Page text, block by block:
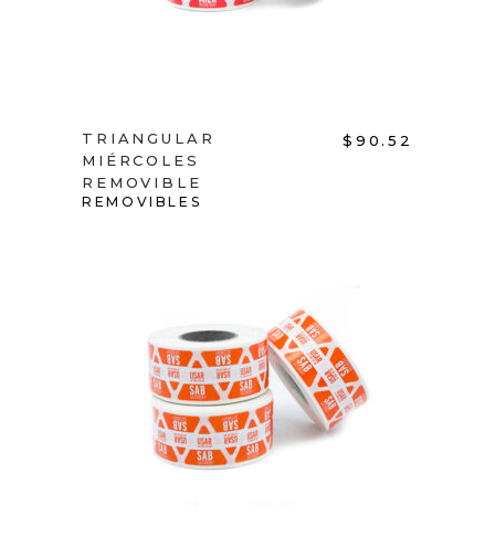
TRIANGULAR
MIÉRCOLES
REMOVIBLE
$ 90.52
REMOVIBLES
ADD TO CART